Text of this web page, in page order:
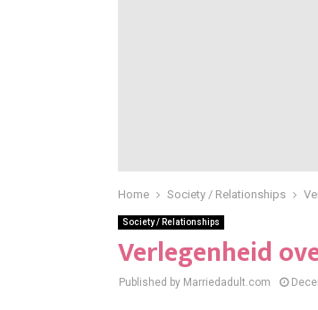
Home Society / Relationships
Society / Relationships
Verlegenheid
Published by Marriedadult.com